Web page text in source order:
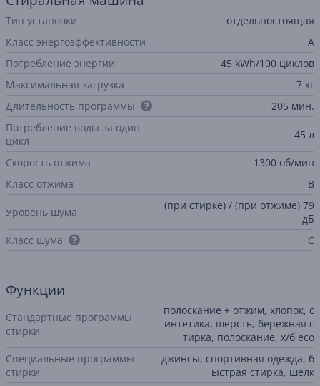
Тип установки
отдельностоящая
Класс энергоэффективности
A
Потребление энергии
45 kWh/100 циклов
Максимальная загрузка
7 кг
Длительность программы
205 мин.
Потребление воды за один
цикл
45 л
Скорость отжима
1300 об/мин
Класс отжима
B
Уровень шума
(при стирке) / (при отжиме) 79
дБ
Класс шума
C
Функции
Стандартные программы
стирки
полоскание + отжим, хлопок, с
интетика, шерсть, бережная с
тирка, полоскание, х/б eco
Специальные программы
стирки
джинсы, спортивная одежда, б
ыстрая стирка, шелк